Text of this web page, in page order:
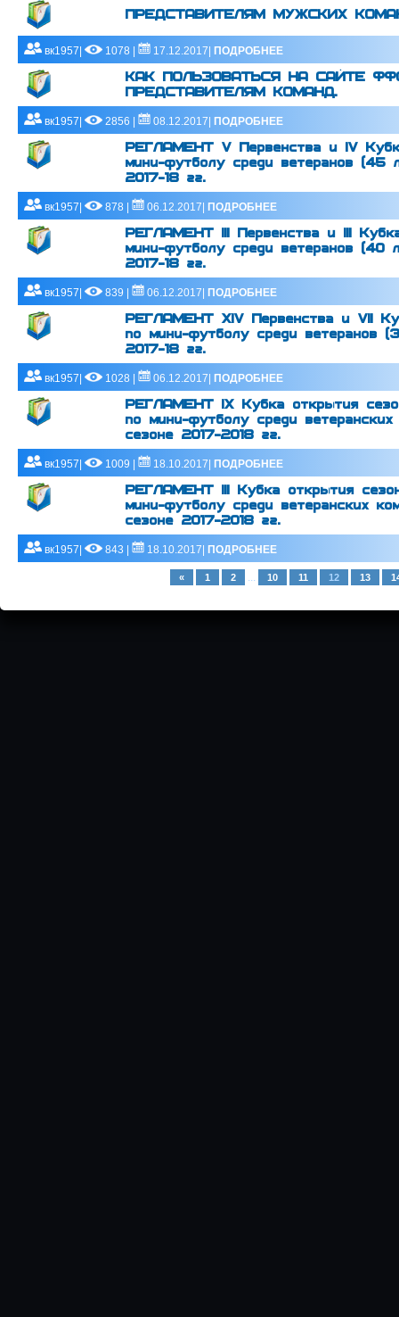
ПРЕДСТАВИТЕЛЯМ МУЖСКИХ
вк1957| 1078 | 17.12.2017| ПОДРОБНЕЕ
КАК ПОЛЬЗОВАТЬСЯ НА САЙТЕ
ПРЕДСТАВИТЕЛЯМ КОМАНД.
вк1957| 2856 | 08.12.2017| ПОДРОБНЕЕ
РЕГЛАМЕНТ V Первенства и IV
мини-футболу среди ветеранов (45
2017-18 гг.
вк1957| 878 | 06.12.2017| ПОДРОБНЕЕ
РЕГЛАМЕНТ III Первенства и III
мини-футболу среди ветеранов (40
2017-18 гг.
вк1957| 839 | 06.12.2017| ПОДРОБНЕЕ
РЕГЛАМЕНТ XIV Первенства и VII
по мини-футболу среди ветеранов
2017-18 гг.
вк1957| 1028 | 06.12.2017| ПОДРОБНЕЕ
РЕГЛАМЕНТ IX Кубка открытия
по мини-футболу среди
сезоне 2017-2018 гг.
вк1957| 1009 | 18.10.2017| ПОДРОБНЕЕ
РЕГЛАМЕНТ III Кубка открытия
мини-футболу среди ветеранских
сезоне 2017-2018 гг.
вк1957| 843 | 18.10.2017| ПОДРОБНЕЕ
« 1 2 ... 10 11 12 13